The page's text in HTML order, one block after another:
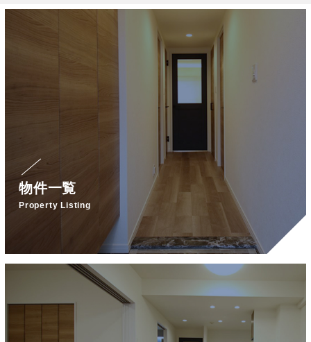
物件一覧
Property Listing